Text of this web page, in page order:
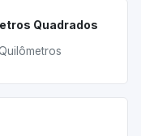
Quadrados